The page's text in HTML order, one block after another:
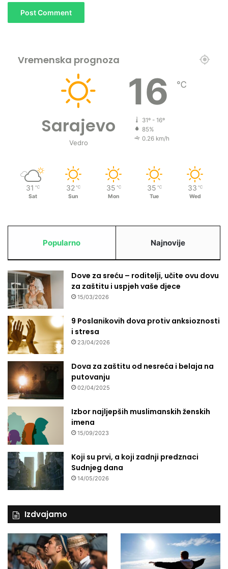
Vremenska prognoza
Sarajevo
Vedro
16 ℃
31º - 16º
85%
0.26 km/h
31 ℃
Sat
32 ℃
Sun
35 ℃
Mon
35 ℃
Tue
33 ℃
Wed
Popularno Najnovije
Dove za sreću – roditelji, učite ovu dovu
za zaštitu i uspjeh vaše djece
15/03/2026
9 Poslanikovih dova protiv anksioznosti
i stresa
23/04/2026
Dova za zaštitu od nesreća i belaja na
putovanju
02/04/2025
Izbor najljepših muslimanskih ženskih
imena
15/09/2023
Koji su prvi, a koji zadnji predznaci
Sudnjeg dana
14/05/2026
Izdvajamo